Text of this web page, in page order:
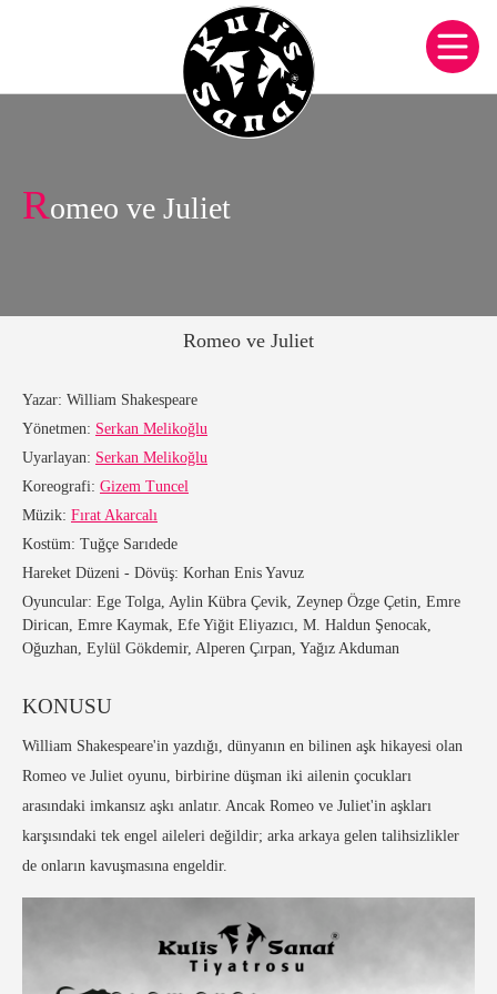
Romeo ve Juliet
Romeo ve Juliet
Yazar: William Shakespeare
Yönetmen: Serkan Melikoğlu
Uyarlayan: Serkan Melikoğlu
Koreografi: Gizem Tuncel
Müzik: Fırat Akarcalı
Kostüm: Tuğçe Sarıdede
Hareket Düzeni - Dövüş: Korhan Enis Yavuz
Oyuncular: Ege Tolga, Aylin Kübra Çevik, Zeynep Özge Çetin, Emre
Dirican, Emre Kaymak, Efe Yiğit Eliyazıcı, M. Haldun Şenocak,
Oğuzhan, Eylül Gökdemir, Alperen Çırpan, Yağız Akduman
KONUSU
William Shakespeare'in yazdığı, dünyanın en bilinen aşk hikayesi olan
Romeo ve Juliet oyunu, birbirine düşman iki ailenin çocukları
arasındaki imkansız aşkı anlatır. Ancak Romeo ve Juliet'in aşkları
karşısındaki tek engel aileleri değildir; arka arkaya gelen talihsizlikler
de onların kavuşmasına engeldir.